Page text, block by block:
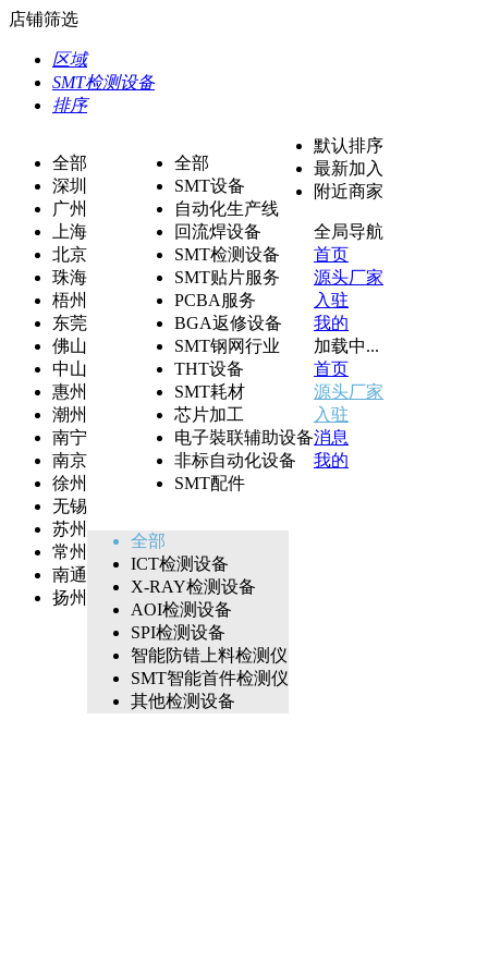
店铺筛选
区域
SMT检测设备
排序
全部
深圳
广州
上海
北京
珠海
梧州
东莞
佛山
中山
惠州
潮州
南宁
南京
徐州
无锡
苏州
常州
南通
扬州
全部
SMT设备
自动化生产线
回流焊设备
SMT检测设备
SMT贴片服务
PCBA服务
BGA返修设备
SMT钢网行业
THT设备
SMT耗材
芯片加工
电子裝联辅助设备
非标自动化设备
SMT配件
全部
ICT检测设备
X-RAY检测设备
AOI检测设备
SPI检测设备
智能防错上料检测仪
SMT智能首件检测仪
其他检测设备
默认排序
最新加入
附近商家
全局导航
首页
源头厂家
入驻
我的
加载中...
首页
源头厂家
入驻
消息
我的